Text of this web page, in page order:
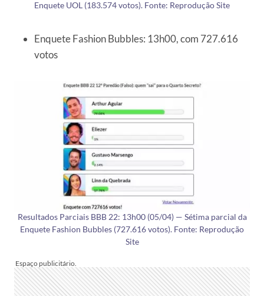
Enquete UOL (183.574 votos). Fonte: Reprodução Site
Enquete Fashion Bubbles: 13h00, com 727.616
votos
Resultados Parciais BBB 22: 13h00 (05/04) — Sétima parcial da
Enquete Fashion Bubbles (727.616 votos). Fonte: Reprodução
Site